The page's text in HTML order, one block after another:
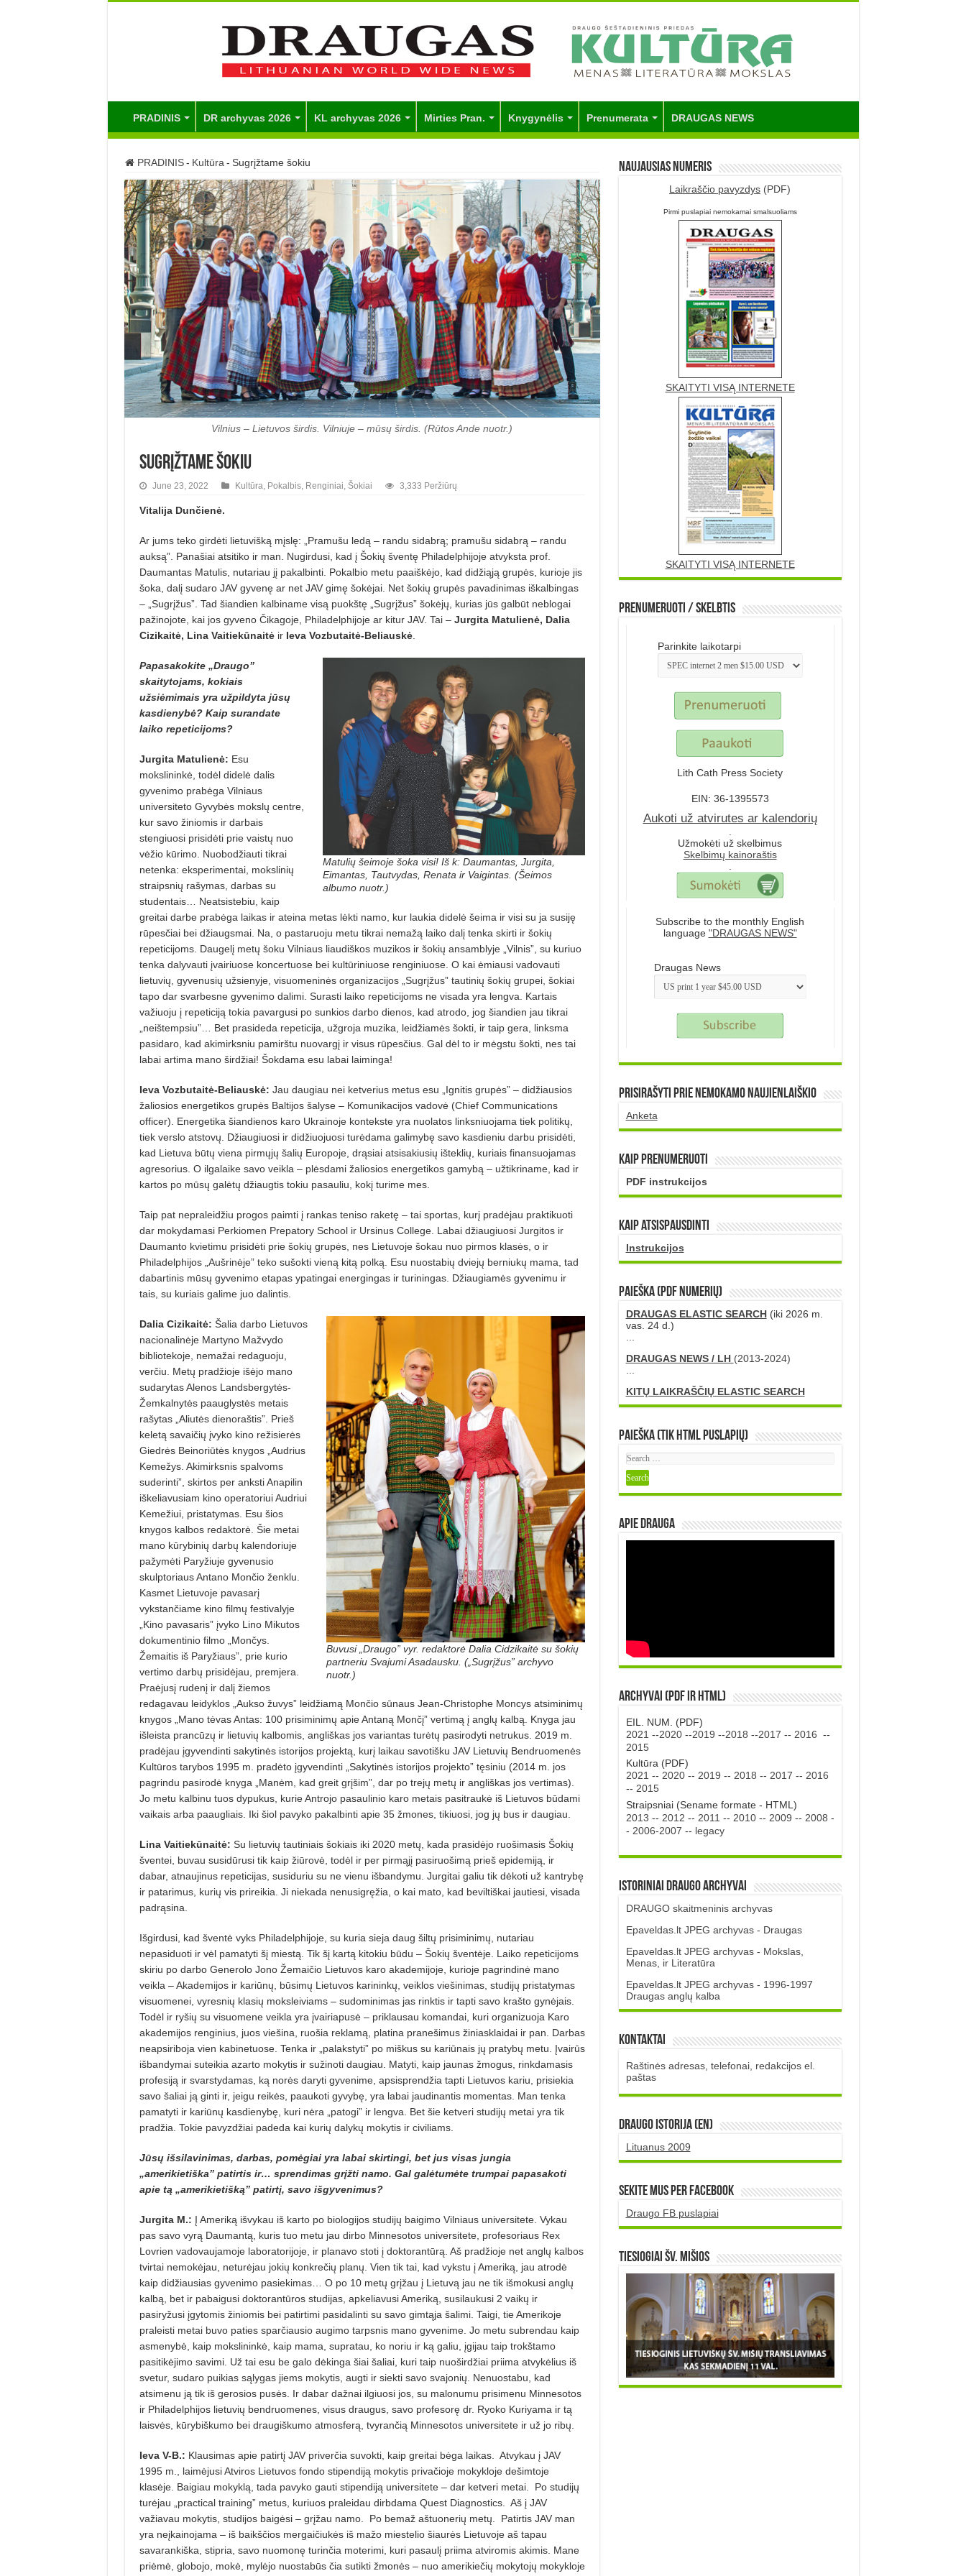
PRADINIS DR archyvas 2026 KL archyvas 2026 Mirties Pran. Knygynėlis Prenumerata DRAUGAS NEWS
PRADINIS - Kultūra - Sugrįžtame šokiu
Vilnius – Lietuvos širdis. Vilniuje – mūsų širdis. (Rūtos Ande nuotr.)
Sugrįžtame šokiu
June 23, 2022 Kultūra Pokalbis, Renginiai Šokiai 3,333 Peržiūrų
Vitalija Dunčienė.
Ar jums teko girdėti lietuvišką mįs­lę: „Pramušu ledą – randu sidabrą; pramušu sidabrą – randu
auksą”. Panašiai atsitiko ir man. Nugirdusi, kad į Šokių šventę Philadelphijoje atvyksta prof.
Daumantas Matulis, nutariau jį pakalbinti. Pokalbio metu paaiškėjo, kad didžiąją grupės, kurioje jis
šoka, dalį sudaro JAV gyvenę ar net JAV gimę šokėjai. Net šokių grupės pavadinimas iškalbingas
– „Sugrįžus”. Tad šiandien kalbiname visą puokštę „Sugrįžus” šokėjų, kurias jūs galbūt neblogai
pažinojote, kai jos gyveno Čikagoje, Philadelphijoje ar kitur JAV. Tai – Jurgita Matulienė, Dalia
Cizikaitė, Lina Vaitiekūnaitėir Ieva Vozbutaitė-Beliauskė.
Matulių šeimoje šoka visi! Iš k: Daumantas, Jurgita,
Eimantas, Tautvydas, Renata ir Vaigintas. (Šeimos
albumo nuotr.)
Papasakokite „Draugo”
skaitytojams, kokiais
užsiėmimais yra užpildyta jūsų
kasdienybė? Kaip surandate
laiko repeticijoms?
Jurgita Matulienė: Esu
mokslininkė, todėl didelė dalis
gyvenimo prabėga Vilniaus
universiteto Gyvybės mokslų centre,
kur savo žiniomis ir darbais
stengiuosi prisidėti prie vaistų nuo
vėžio kūrimo. Nuobodžiauti tikrai
netenka: eksperimentai, mokslinių
straipsnių rašymas, darbas su
studentais… Neatsistebiu, kaip
greitai darbe prabėga laikas ir ateina metas lėkti namo, kur laukia didelė šeima ir visi su ja susiję
rūpesčiai bei džiaugsmai. Na, o pastaruoju metu tikrai nemažą laiko dalį tenka skirti ir šokių
repeticijoms. Daugelį metų šoku Vilniaus liaudiškos muzikos ir šokių ansamblyje „Vilnis”, su kuriuo
tenka dalyvauti įvairiuose koncertuose bei kultūriniuose renginiuose. O kai ėmiausi vadovauti
lietuvių, gyvenusių užsie­nyje, visuomeninės organizacijos „Sugrįžus” tautinių šokių grupei, šokiai
tapo dar svarbesne gyvenimo dalimi. Surasti laiko repeticijoms ne visada yra lengva. Kartais
važiuoju į repeticiją tokia pavargusi po sunkios darbo dienos, kad atrodo, jog šiandien jau tikrai
„neištempsiu”… Bet prasideda repeticija, užgroja muzika, leidžiamės šokti, ir taip gera, linksma
pasidaro, kad akimirksniu pamirštu nuovargį ir visus rūpesčius. Gal dėl to ir mėgstu šokti, nes tai
labai artima mano širdžiai! Šokdama esu labai laiminga!
Ieva Vozbutaitė-Beliauskė: Jau daugiau nei ketverius metus esu „Ignitis grupės” – didžiausios
žaliosios energetikos grupės Baltijos šalyse – Komunikacijos vadovė (Chief Communications
officer). Energetika šiandienos karo Ukrainoje kontekste yra nuolatos linksniuojama tiek politikų,
tiek verslo atstovų. Džiaugiuosi ir didžiuo­juosi turėdama galimybę savo kasdieniu darbu prisidėti,
kad Lietuva būtų viena pirmųjų šalių Europoje, drąsiai atsisakiusių išteklių, kuriais finansuojamas
agresorius. O ilgalaike savo veikla – plėsdami žaliosios energetikos gamybą – užtikriname, kad ir
kartos po mūsų galėtų džiaugtis tokiu pasauliu, kokį turime mes.
Taip pat nepraleidžiu progos paimti į rankas teniso raketę – tai sportas, kurį pradėjau praktikuoti
dar mokydamasi Perkiomen Prepatory School ir Ursinus College. Labai džiaugiuosi Jurgitos ir
Daumanto kvietimu prisidėti prie šokių grupės, nes Lietuvoje šokau nuo pirmos klasės, o ir
Philadelphijos „Aušrinėje” teko sušokti vieną ki­tą polką. Esu nuostabių dviejų berniu­kų mama, tad
dabartinis mūsų gyvenimo etapas ypatingai energingas ir turiningas. Džiaugiamės gyvenimu ir
tais, su kuriais galime juo dalintis.
Buvusi „Draugo” vyr. redaktorė Dalia Cidzikaitė su šokių
partneriu Svajumi Asadausku. („Sugrįžus” archyvo
nuotr.)
Dalia Cizikaitė: Šalia darbo Lietu­vos
nacionalinėje Martyno Mažvydo
bibliotekoje, nemažai redaguoju,
verčiu. Metų pradžioje išėjo mano
sudarytas Alenos Landsbergytės-
Žemkalnytės paauglystės metais
rašytas „Aliutės dienoraštis”. Prieš
keletą savaičių įvyko kino režisierės
Giedrės Beinoriūtės knygos „Audrius
Kemežys. Akimirksnis spalvoms
suderinti”, skirtos per anksti Anapilin
iškeliavusiam kino operatoriui Audriui
Kemežiui, pristatymas. Esu šios
knygos kalbos redaktorė. Šie metai
mano kūrybinių dar­bų kalendoriuje
pažymėti Paryžiuje gyvenusio
skulptoriaus Antano Mončio ženklu.
Kasmet Lietuvoje pavasarį
vykstančiame kino filmų festivalyje
„Kino pavasaris” įvyko Lino Mi­kutos
dokumentinio filmo „Mončys.
Žemaitis iš Paryžiaus”, prie kurio
vertimo darbų prisidėjau, premjera.
Praėjusį rudenį ir dalį žiemos
redagavau leidyklos „Aukso žuvys” leidžiamą Mončio sūnaus Jean-Christophe Moncys atsiminimų
knygos „Mano tėvas Antas: 100 prisiminimų apie Antaną Mončį” vertimą į anglų kalbą. Knyga jau
išleista prancūzų ir lietuvių kalbomis, angliškas jos variantas turėtų pasirodyti netrukus. 2019 m.
pradėjau įgyvendinti sakytinės istorijos projektą, kurį laikau savotišku JAV Lietuvių Bendruomenės
Kultūros tarybos 1995 m. pradėto įgyvendinti „Sakytinės istorijos projekto” tęsiniu (2014 m. jos
pagrindu pasirodė knyga „Manėm, kad greit grįšim”, dar po trejų metų ir angliškas jos vertimas).
Jo metu kalbinu tuos dypukus, kurie Antrojo pasaulinio karo metais pasitraukė iš Lietuvos būdami
vaikais arba paaugliais. Iki šiol pavyko pakalbinti apie 35 žmones, tikiuosi, jog jų bus ir daugiau.
Lina Vaitiekūnaitė: Su lietuvių tautiniais šokiais iki 2020 metų, kada prasidėjo ruošimasis Šokių
šventei, buvau susidūrusi tik kaip žiūrovė, todėl ir per pirmąjį pasiruošimą prieš epidemiją, ir
dabar, atnaujinus repeticijas, susiduriu su ne vienu išbandymu. Jurgitai galiu tik dėkoti už kantrybę
ir patarimus, kurių vis prireikia. Ji niekada nenusigręžia, o kai mato, kad beviltiškai jautiesi, visada
padrąsina.
Išgirdusi, kad šventė vyks Philadelphijoje, su kuria sieja daug šiltų prisiminimų, nutariau
nepasiduoti ir vėl pamatyti šį miestą. Tik šį kartą kitokiu būdu – Šokių šventėje. Laiko repeticijoms
skiriu po darbo Generolo Jono Žemaičio Lietuvos karo akademijoje, kurioje pagrindinė mano
veikla – Akademijos ir kariūnų, būsimų Lietuvos karininkų, veiklos viešinimas, studijų pristatymas
visuomenei, vyresnių klasių moksleiviams – sudominimas jas rinktis ir tapti savo krašto gynėjais.
Todėl ir ryšių su visuomene veikla yra įvairiapusė – priklausau komandai, ku­ri organizuoja Karo
akademijos renginius, juos viešina, ruošia reklamą, platina pranešimus žiniasklaidai ir pan. Darbas
neapsiriboja vien kabinetuose. Tenka ir „palakstyti” po miškus su kariūnais jų pratybų metu. Įvairūs
išbandymai suteikia azarto mokytis ir sužinoti daugiau. Matyti, kaip jaunas žmogus, rinkdamasis
profesiją ir svarstydamas, ką norės daryti gyvenime, apsisprendžia tapti Lietuvos kariu, prisiekia
savo šaliai ją ginti ir, jeigu reikės, paaukoti gyvybę, yra labai jaudinantis momentas. Man tenka
pamatyti ir kariūnų kasdienybę, kuri nėra „patogi” ir lengva. Bet šie ketveri studijų metai yra tik
pradžia. Tokie pavyzdžiai padeda kai kurių dalykų mokytis ir civiliams.
Jūsų išsilavinimas, darbas, pomėgiai yra labai skirtingi, bet jus visas jungia
„amerikietiška” patirtis ir… sprendimas grįžti namo. Gal galėtumėte trumpai papasakoti
apie tą „amerikietišką” patirtį, savo išgyvenimus?
Jurgita M.: Į Ameriką išvykau iš karto po biologijos studijų baigimo Vilniaus universitete. Vykau
pas savo vyrą Daumantą, kuris tuo metu jau dirbo Minnesotos universitete, profesoriaus Rex
Lovrien vadovaujamoje laboratorijoje, ir planavo stoti į doktorantūrą. Aš pradžioje net anglų kalbos
tvirtai nemokėjau, neturėjau jokių konkrečių planų. Vien tik tai, kad vykstu į Ameriką, jau atrodė
kaip didžiausias gyvenimo pasiekimas… O po 10 metų grįžau į Lietuvą jau ne tik išmokusi anglų
kalbą, bet ir pabaigusi doktorantūros studijas, apkeliavusi Ameriką, susilaukusi 2 vaikų ir
pasiryžusi įgytomis žiniomis bei patirtimi pasidalinti su savo gimtąja šalimi. Taigi, tie Amerikoje
praleisti metai buvo paties sparčiausio augimo tarpsnis mano gyvenime. Jo metu subrendau kaip
asmenybė, kaip mokslininkė, kaip mama, supratau, ko noriu ir ką galiu, įgijau taip trokštamo
pasitikėjimo savimi. Už tai esu be galo dėkinga šiai šaliai, kuri taip nuoširdžiai priima atvykėlius iš
svetur, sudaro puikias sąlygas jiems mokytis, augti ir siekti savo svajonių. Nenuostabu, kad
atsimenu ją tik iš gerosios pusės. Ir dabar dažnai ilgiuosi jos, su malonumu prisimenu Minnesotos
ir Philadelphijos lietuvių bendruomenes, visus draugus, savo profesorę dr. Ryoko Kuriyama ir tą
laisvės, kūrybiškumo bei draugiškumo atmosferą, tvyrančią Minnesotos universitete ir už jo ribų.
Ieva V-B.: Klausimas apie patirtį JAV priverčia suvokti, kaip greitai bėga laikas.
Atvykau į JAV
1995 m., laimėjusi Atviros Lietuvos fondo stipendiją mokytis privačioje mokykloje dešimtoje
klasėje. Baigiau mokyklą, tada pavyko gauti stipendiją universitete – dar ketveri metai.
Po studijų
turėjau „practical training” metus, kuriuos praleidau dirbdama Quest Diagnostics.
Aš į JAV
važiavau mokytis, studijos baigėsi – grįžau namo.
Po bemaž aštuonerių metų.
Patirtis JAV man
yra neįkainojama – iš baikščios mergaičiukės iš mažo miestelio šiaurės Lietuvoje aš tapau
savarankiška, stipria, savo nuomonę turinčia moterimi, kuri pasaulį priima atviromis akimis. Mane
priėmė, globojo, mokė, mylėjo nuostabūs čia sutikti žmonės – nuo amerikiečių mokytojų mokykloje
Naujausias numeris
Laikraščio pavyzdys (PDF)
Pirmi puslapiai nemokamai smalsuoliams
SKAITYTI VISĄ INTERNETE
SKAITYTI VISĄ INTERNETE
Prenumeruoti / Skelbtis
Parinkite laikotarpi
Lith Cath Press Society
EIN: 36-1395573
Aukoti už atvirutes ar kalendorių
.
Užmokėti už skelbimus
Skelbimų kainoraštis
.
Subscribe to the monthly English
language "DRAUGAS NEWS"
Draugas News
Prisirašyti prie nemokamo naujienlaiškio
Anketa
Kaip prenumeruoti
PDF instrukcijos
Kaip atsispausdinti
Instrukcijos
PAIEŠKA (PDF numerių)
DRAUGAS ELASTIC SEARCH(iki 2026 m.
vas. 24 d.)
...
DRAUGAS NEWS / LH (2013-2024)
...
KITŲ LAIKRAŠČIŲ ELASTIC SEARCH
Paieška (tik HTML puslapių)
Apie DRAUGA
Archyvai (PDF ir HTML)
EIL. NUM. (PDF)
2021 --2020--2019 --2018 --2017 -- 2016 --
2015
Kultūra (PDF)
2021 -- 2020-- 2019 -- 2018 -- 2017 -- 2016
-- 2015
Straipsniai (Sename formate - HTML)
2013 -- 2012 -- 2011 -- 2010-- 2009 -- 2008 -
- 2006-2007 -- legacy
Istoriniai DRAUGO Archyvai
DRAUGO skaitmeninis archyvas
Epaveldas.lt JPEG archyvas - Draugas
Epaveldas.lt JPEG archyvas - Mokslas,
Menas, ir Literatūra
Epaveldas.lt JPEG archyvas - 1996-1997
Draugas anglų kalba
Kontaktai
Raštinės adresas, telefonai, redakcijos el.
paštas
DRAUGO istorija (EN)
Lituanus 2009
Sekite mus per Facebook
Draugo FB puslapiai
TIESIOGIAI šv. MIŠIOS